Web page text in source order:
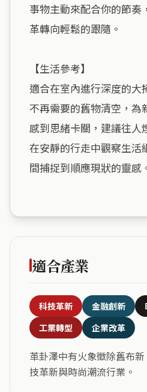
事物主動來配合你的節奏
革轉向輕鬆的跟隨。
【生活參考】
適合在室內進行深度的大
不再需要的舊物清空，為
感到思緒卡關，建議往人
在安靜的行走中觀察生活
間捕捉到順應現狀的靈感
適合產業
科技革新 金融創新
工業轉型
企業改革
革卦澤中有火象徵除舊布
技革新與時尚潮流行業。